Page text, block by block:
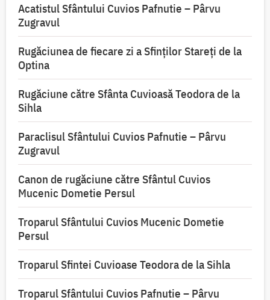
Acatistul Sfântului Cuvios Pafnutie – Pârvu
Zugravul
Rugăciunea de fiecare zi a Sfinților Stareți de la
Optina
Rugăciune către Sfânta Cuvioasă Teodora de la
Sihla
Paraclisul Sfântului Cuvios Pafnutie – Pârvu
Zugravul
Canon de rugăciune către Sfântul Cuvios
Mucenic Dometie Persul
Troparul Sfântului Cuvios Mucenic Dometie
Persul
Troparul Sfintei Cuvioase Teodora de la Sihla
Troparul Sfântului Cuvios Pafnutie – Pârvu